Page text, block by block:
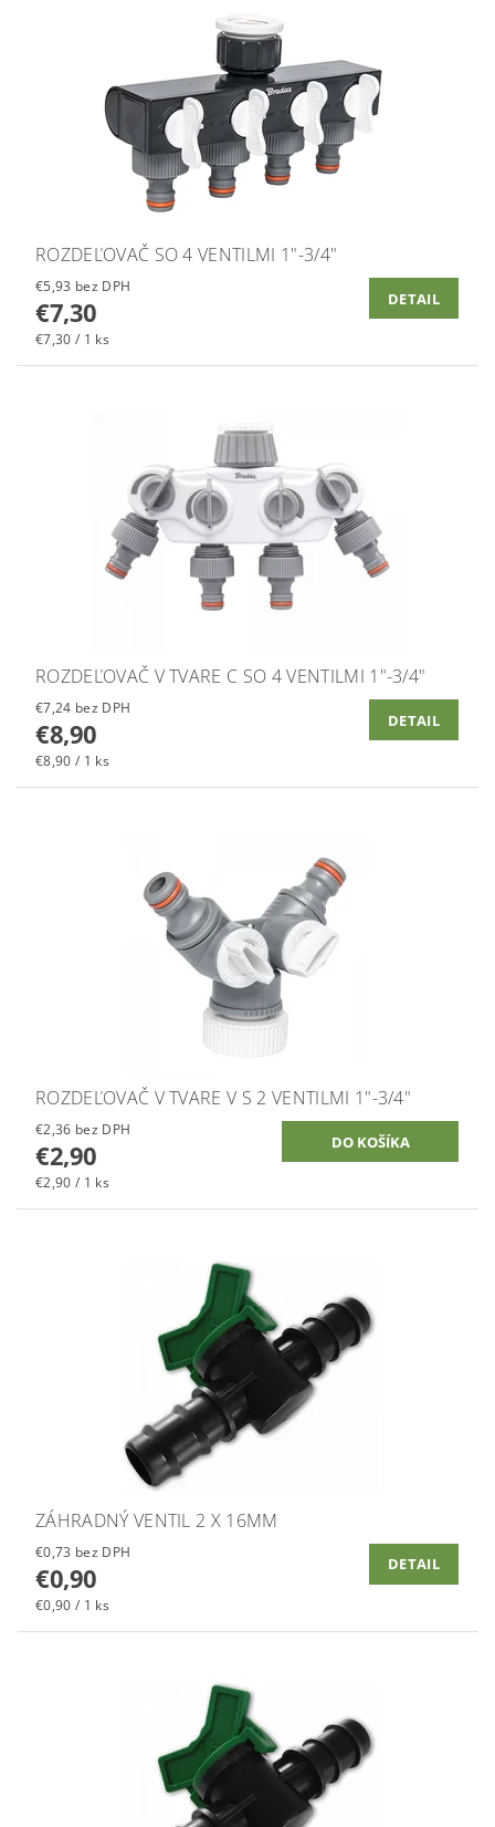
ROZDEĽOVAČ SO 4 VENTILMI 1"-3/4"
€5,93 bez DPH
€7,30
€7,30 / 1 ks
DETAIL
ROZDEĽOVAČ V TVARE C SO 4 VENTILMI 1"-3/4"
€7,24 bez DPH
€8,90
€8,90 / 1 ks
DETAIL
ROZDEĽOVAČ V TVARE V S 2 VENTILMI 1"-3/4"
€2,36 bez DPH
€2,90
€2,90 / 1 ks
ZÁHRADNÝ VENTIL 2 X 16MM
€0,73 bez DPH
€0,90
€0,90 / 1 ks
DETAIL